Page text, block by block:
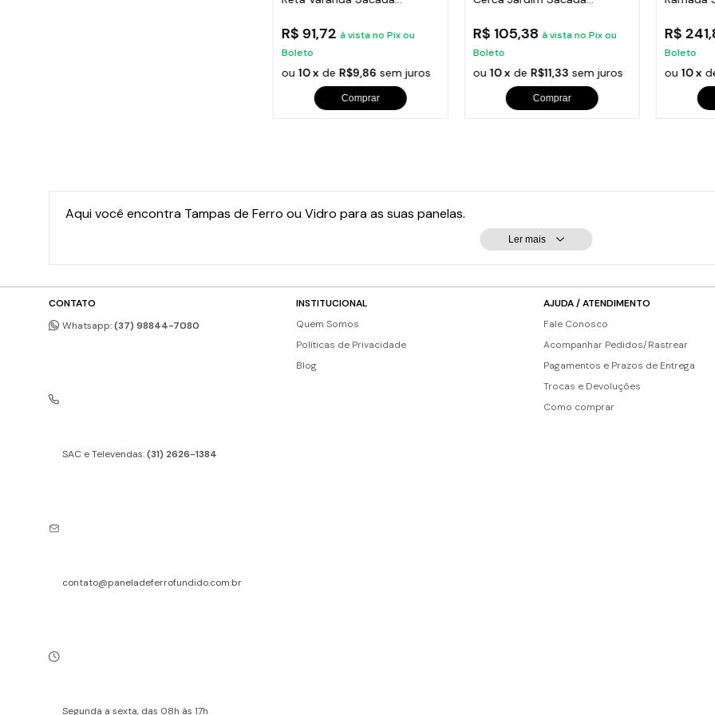
R$ 91,72 à vista no Pix ou
Boleto
ou10 x de R$9,86 sem juros
Comprar
R$ 105,38 à vista no Pix ou
Boleto
ou10 x de R$11,33 sem juros
Comprar
R$
Boleto
ou10 x
Aqui você encontra Tampas de Ferro ou Vidro para as suas panelas.
Ler mais
CONTATO
Whatsapp:(37) 98844-7080
SAC e Televendas:(31) 2626-1384
contato@paneladeferrofundido.com.br
Segunda a sexta, das 08h às 17h
INSTITUCIONAL
Quem Somos
Políticas de Privacidade
Blog
AJUDA / ATENDIMENTO
Fale Conosco
Acompanhar Pedidos/Rastrear
Pagamentos e Prazos de Entrega
Trocas e Devoluções
Como comprar